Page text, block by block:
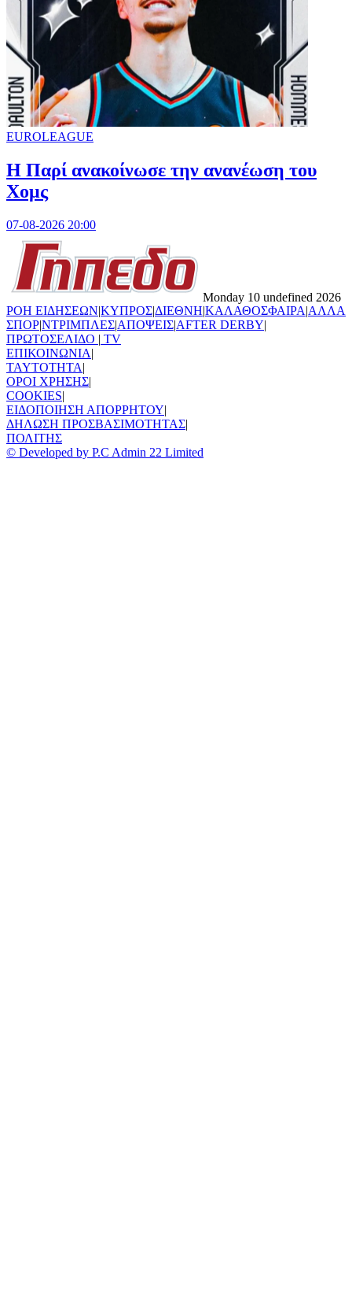
EUROLEAGUE
Η Παρί ανακοίνωσε την ανανέωση του
Χομς
07-08-2026 20:00
Monday 10 undefined 2026
ΡΟΗ ΕΙΔΗΣΕΩΝ|ΚΥΠΡΟΣ|ΔΙΕΘΝΗ|ΚΑΛΑΘΟΣΦΑΙΡΑ|ΑΛΛΑ
ΣΠΟΡ|ΝΤΡΙΜΠΛΕΣ|ΑΠΟΨΕΙΣ|AFTER DERBY|
ΠΡΩΤΟΣΕΛΙΔΟ | TV
ΕΠΙΚΟΙΝΩΝΙΑ|
TAYTOTHTA|
ΟΡΟΙ ΧΡΗΣΗΣ|
COOKIES|
ΕΙΔΟΠΟΙΗΣΗ ΑΠΟΡΡΗΤΟΥ|
ΔΗΛΩΣΗ ΠΡΟΣΒΑΣΙΜΟΤΗΤΑΣ|
ΠΟΛΙΤΗΣ
© Developed by P.C Admin 22 Limited